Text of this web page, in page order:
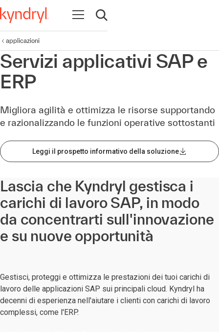
Apri la navigazione
Apri ricerca
applicazioni
Servizi applicativi SAP e
ERP
Migliora agilità e ottimizza le risorse supportando
e razionalizzando le funzioni operative sottostanti
Leggi il prospetto informativo della soluzione
Lascia che Kyndryl gestisca i
carichi di lavoro SAP, in modo
da concentrarti sull'innovazione
e su nuove opportunità
Gestisci, proteggi e ottimizza le prestazioni dei tuoi carichi di
lavoro delle applicazioni SAP sui principali cloud. Kyndryl ha
decenni di esperienza nell'aiutare i clienti con carichi di lavoro
complessi, come l'ERP.